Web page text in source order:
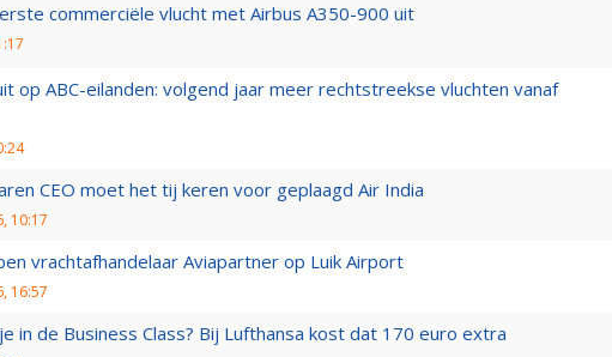
commerciële vlucht met Airbus A350-900 uit
op ABC-eilanden: volgend jaar meer rechtstreekse vluchten vanaf
CEO moet het tij keren voor geplaagd Air India
10:17
vrachtafhandelaar Aviapartner op Luik Airport
16:57
in de Business Class? Bij Lufthansa kost dat 170 euro extra